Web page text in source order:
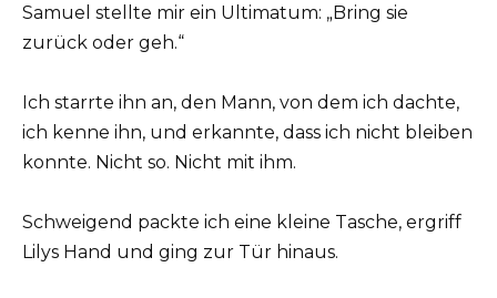
Samuel stellte mir ein Ultimatum: „Bring sie
zurück oder geh.“
Ich starrte ihn an, den Mann, von dem ich dachte,
ich kenne ihn, und erkannte, dass ich nicht bleiben
konnte. Nicht so. Nicht mit ihm.
Schweigend packte ich eine kleine Tasche, ergriff
Lilys Hand und ging zur Tür hinaus.